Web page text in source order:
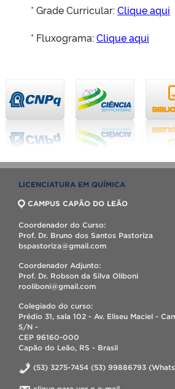
* Grade Curricular:Clique aqui
* Fluxograma:Clique aqui
LICENCIATURA EM QUÍMICA
CAMPUS CAPÃO DO LEÃO
Coordenador do Curso:
Prof. Dr. Bruno dos Santos Pastoriza
bspastoriza@gmail.com
Coordenador Adjunto:
Prof. Dr. Robson da Silva Oliboni
rooliboni@gmail.com
Colegiado do curso:
Prédio 31, sala 102 - Av. Eliseu Maciel -
S/N -
CEP 96160-000
Capão do Leão, RS - Brasil
(53) 3275-7454 (53) 99886793